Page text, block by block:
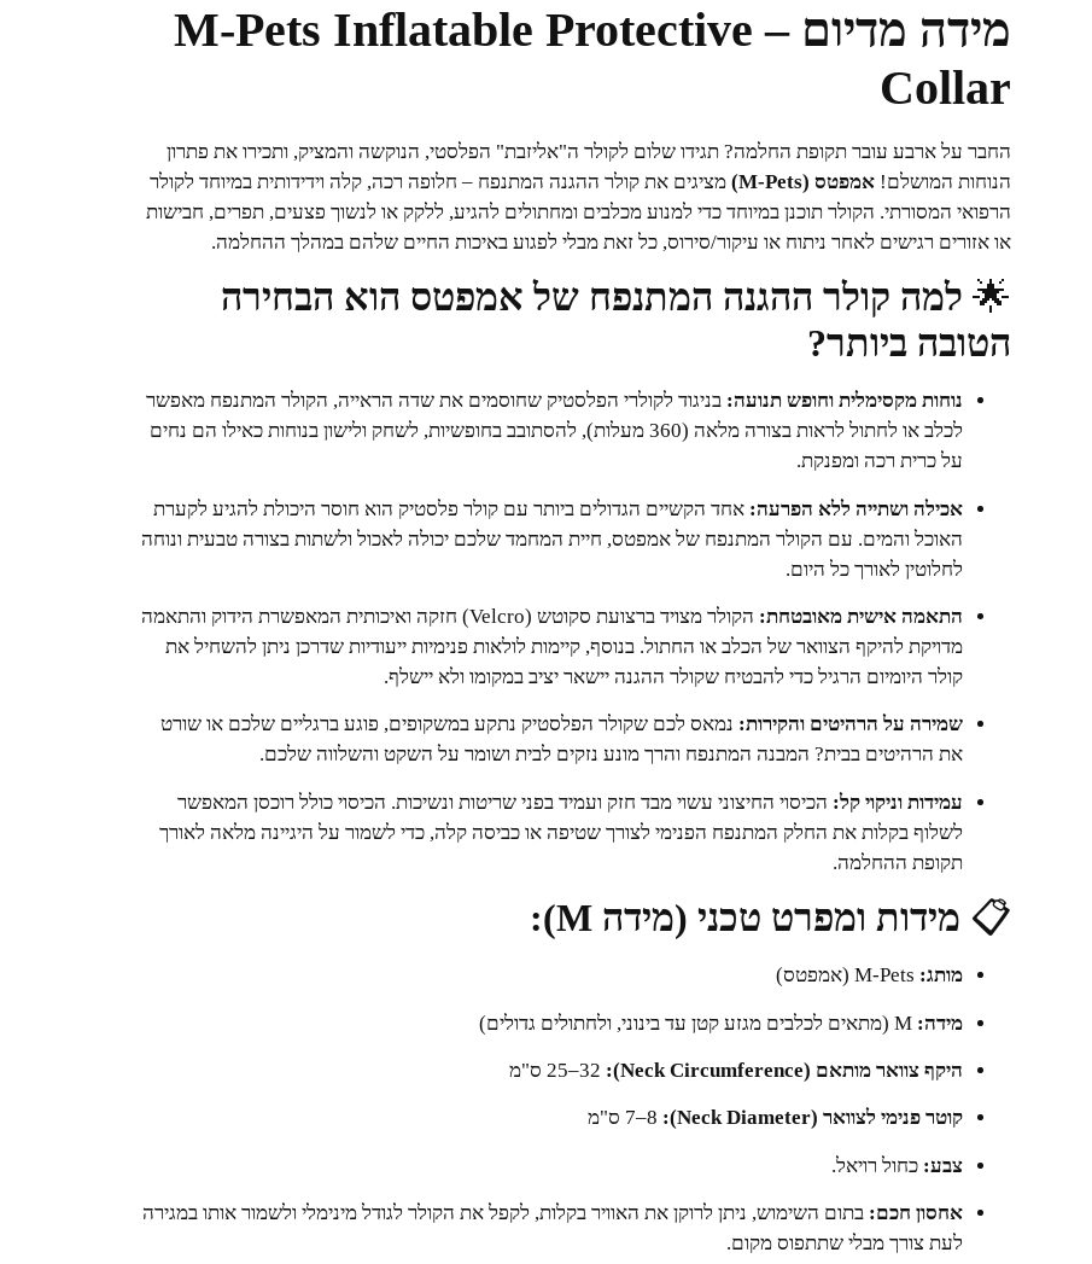
מידה מדיום – M-Pets Inflatable Protective
Collar
החבר על ארבע עובר תקופת החלמה? תגידו שלום לקולר ה"אליזבת" הפלסטי, הנוקשה והמציק, ותכירו את פתרון
הנוחות המושלם!אמפטס (M-Pets)
מציגים את קולר ההגנה המתנפח – חלופה רכה, קלה וידידותית במיוחד לקולר
הרפואי המסורתי. הקולר תוכנן במיוחד כדי למנוע מכלבים ומחתולים להגיע, ללקק או לנשוך פצעים, תפרים, חבישות
או אזורים רגישים לאחר ניתוח או עיקור/סירוס, כל זאת מבלי לפגוע באיכות החיים שלהם במהלך ההחלמה.
🌟 למה קולר ההגנה המתנפח של אמפטס הוא הבחירה
הטובה ביותר?
נוחות מקסימלית וחופש תנועה: בניגוד לקולרי הפלסטיק שחוסמים את שדה הראייה, הקולר המתנפח מאפשר
לכלב או לחתול לראות בצורה מלאה (360 מעלות), להסתובב בחופשיות, לשחק ולישון בנוחות כאילו הם נחים
על כרית רכה ומפנקת.
אכילה ושתייה ללא הפרעה: אחד הקשיים הגדולים ביותר עם קולר פלסטיק הוא חוסר היכולת להגיע לקערת
האוכל והמים. עם הקולר המתנפח של אמפטס, חיית המחמד שלכם יכולה לאכול ולשתות בצורה טבעית ונוחה
לחלוטין לאורך כל היום.
התאמה אישית מאובטחת:
הקולר מצויד ברצועת סקוטש (Velcro) חזקה ואיכותית המאפשרת הידוק והתאמה
מדויקת להיקף הצוואר של הכלב או החתול. בנוסף, קיימות לולאות פנימיות ייעודיות שדרכן ניתן להשחיל את
קולר היומיום הרגיל כדי להבטיח שקולר ההגנה יישאר יציב במקומו ולא יישלף.
שמירה על הרהיטים והקירות: נמאס לכם שקולר הפלסטיק נתקע במשקופים, פוגע ברגליים שלכם או שורט
את הרהיטים בבית? המבנה המתנפח והרך מונע נזקים לבית ושומר על השקט והשלווה שלכם.
עמידות וניקוי קל: הכיסוי החיצוני עשוי מבד חזק ועמיד בפני שריטות ונשיכות. הכיסוי כולל רוכסן המאפשר
לשלוף בקלות את החלק המתנפח הפנימי לצורך שטיפה או כביסה קלה, כדי לשמור על היגיינה מלאה לאורך
תקופת ההחלמה.
📋 מידות ומפרט טכני (מידה M):
מותג:
מידה: M (מתאים לכלבים מגזע קטן עד בינוני, ולחתולים גדולים)
היקף צוואר מותאם (Neck Circumference):
קוטר פנימי לצוואר (Neck Diameter):
צבע: כחול רויאל.
אחסון חכם: בתום השימוש, ניתן לרוקן את האוויר בקלות, לקפל את הקולר לגודל מינימלי ולשמור אותו במגירה
לעת צורך מבלי שתתפוס מקום.